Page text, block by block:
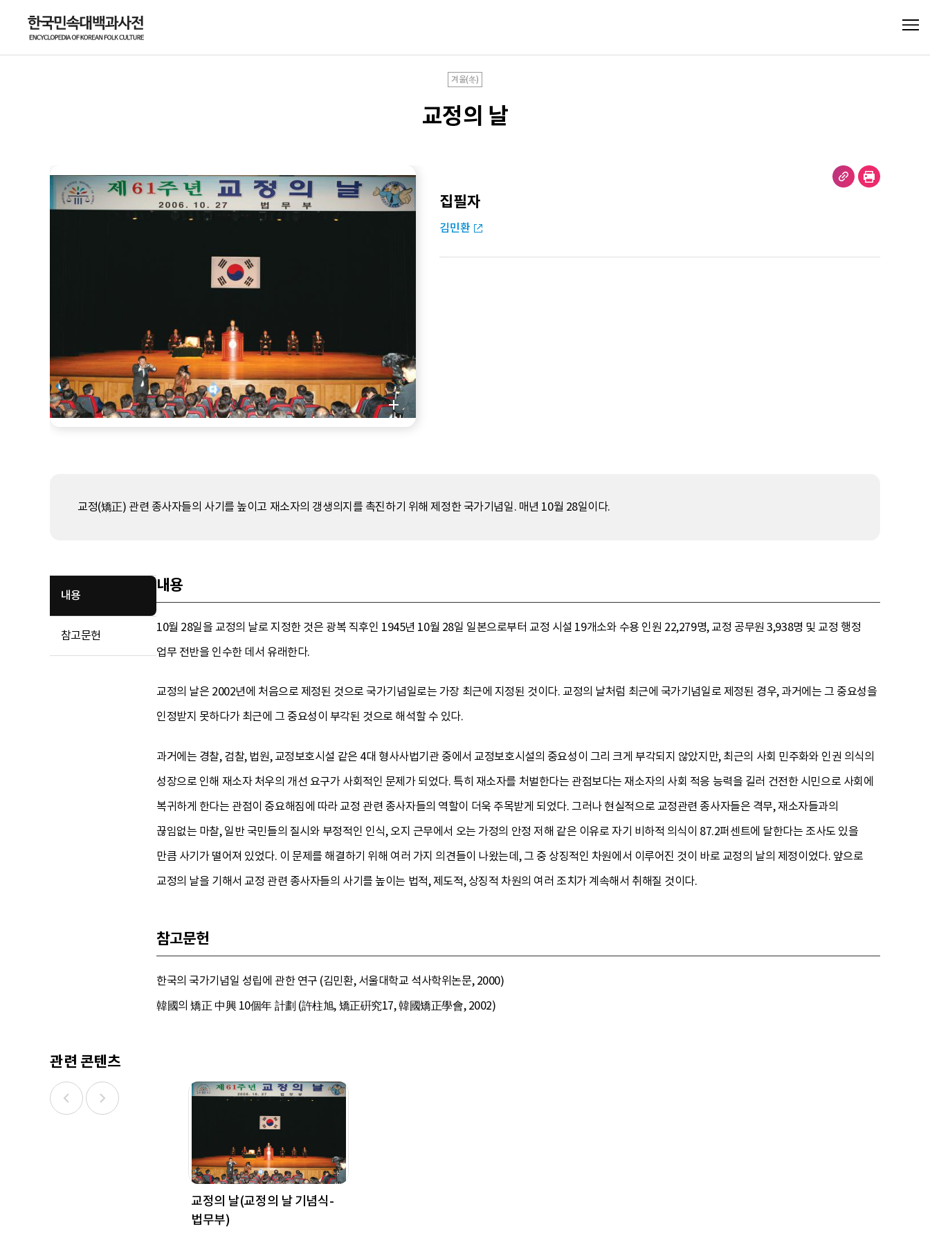
겨울(冬)
교정의 날
집필자
김민환
교정(矯正) 관련 종사자들의 사기를 높이고 재소자의 갱생의지를 촉진하기 위해 제정한 국가기념일. 매년 10월 28일이다.
내용
참고문헌
내용
10월 28일을 교정의 날로 지정한 것은 광복 직후인 1945년 10월 28일 일본으로부터 교정 시설 19개소와 수용 인원 22,279명, 교정 공무원 3,938명 및 교정 행정
업무 전반을 인수한 데서 유래한다.
교정의 날은 2002년에 처음으로 제정된 것으로 국가기념일로는 가장 최근에 지정된 것이다. 교정의 날처럼 최근에 국가기념일로 제정된 경우, 과거에는 그 중요성을
인정받지 못하다가 최근에 그 중요성이 부각된 것으로 해석할 수 있다.
과거에는 경찰, 검찰, 법원, 교정보호시설 같은 4대 형사사법기관 중에서 교정보호시설의 중요성이 그리 크게 부각되지 않았지만, 최근의 사회 민주화와 인권 의식의
성장으로 인해 재소자 처우의 개선 요구가 사회적인 문제가 되었다. 특히 재소자를 처벌한다는 관점보다는 재소자의 사회 적응 능력을 길러 건전한 시민으로 사회에
복귀하게 한다는 관점이 중요해짐에 따라 교정 관련 종사자들의 역할이 더욱 주목받게 되었다. 그러나 현실적으로 교정관련 종사자들은 격무, 재소자들과의
끊임없는 마찰, 일반 국민들의 질시와 부정적인 인식, 오지 근무에서 오는 가정의 안정 저해 같은 이유로 자기 비하적 의식이 87.2퍼센트에 달한다는 조사도 있을
만큼 사기가 떨어져 있었다. 이 문제를 해결하기 위해 여러 가지 의견들이 나왔는데, 그 중 상징적인 차원에서 이루어진 것이 바로 교정의 날의 제정이었다. 앞으로
교정의 날을 기해서 교정 관련 종사자들의 사기를 높이는 법적, 제도적, 상징적 차원의 여러 조치가 계속해서 취해질 것이다.
참고문헌
한국의 국가기념일 성립에 관한 연구 (김민환, 서울대학교 석사학위논문, 2000)
韓國의 矯正 中興 10個年 計劃 (許柱旭, 矯正硏究17, 韓國矯正學會, 2002)
관련 콘텐츠
교정의 날(교정의 날 기념식-
법무부)